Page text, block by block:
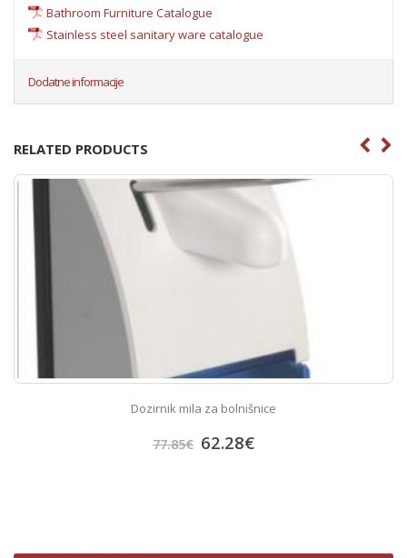
Bathroom Furniture Catalogue
Stainless steel sanitary ware catalogue
Dodatne informacije
RELATED PRODUCTS
Dozirnik mila za bolnišnice
77.85€ 62.28€